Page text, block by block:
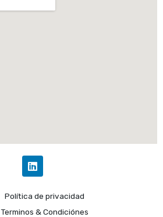
L
i
k
e
d
Política de privacidad
Terminos & Condiciónes